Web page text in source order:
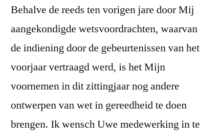
Behalve de reeds ten vorigen jare door Mij
aangekondigde wetsvoordrachten, waarvan
de indiening door de gebeurtenissen van het
voorjaar vertraagd werd, is het Mijn
voornemen in dit zittingjaar nog andere
ontwerpen van wet in gereedheid te doen
brengen. Ik wensch Uwe medewerking in te